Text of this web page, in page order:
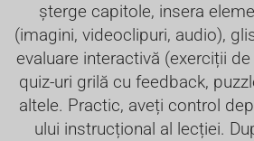
șterge capitole, insera
(imagini, videoclipuri, audio),
evaluare interactivă (exerciții
quiz-uri grilă cu feedback,
altele. Practic, aveți control
ului instrucțional al lecției.